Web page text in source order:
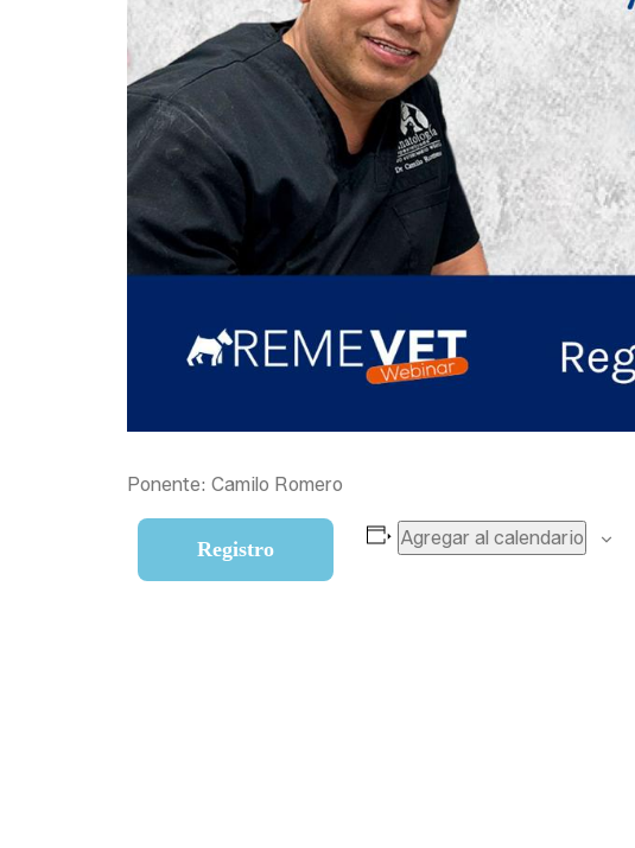
Ponente: Camilo Romero
Registro Agregar al calendario